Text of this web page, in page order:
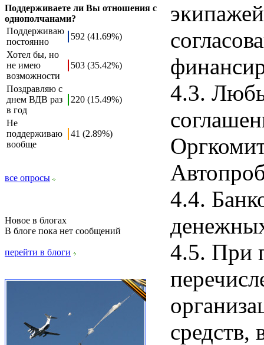
Поддерживаете ли Вы отношения с
однополчанами?
Поддерживаю
постоянно
592 (41.69%)
Хотел бы, но
не имею
возможности
503 (35.42%)
Поздравляю с
днем ВДВ раз
в год
220 (15.49%)
Не
поддерживаю
вообще
41 (2.89%)
все опросы
Новое в блогах
В блоге пока нет сообщений
перейти в блоги
4.3.
4.4.
4.5. При
средств,